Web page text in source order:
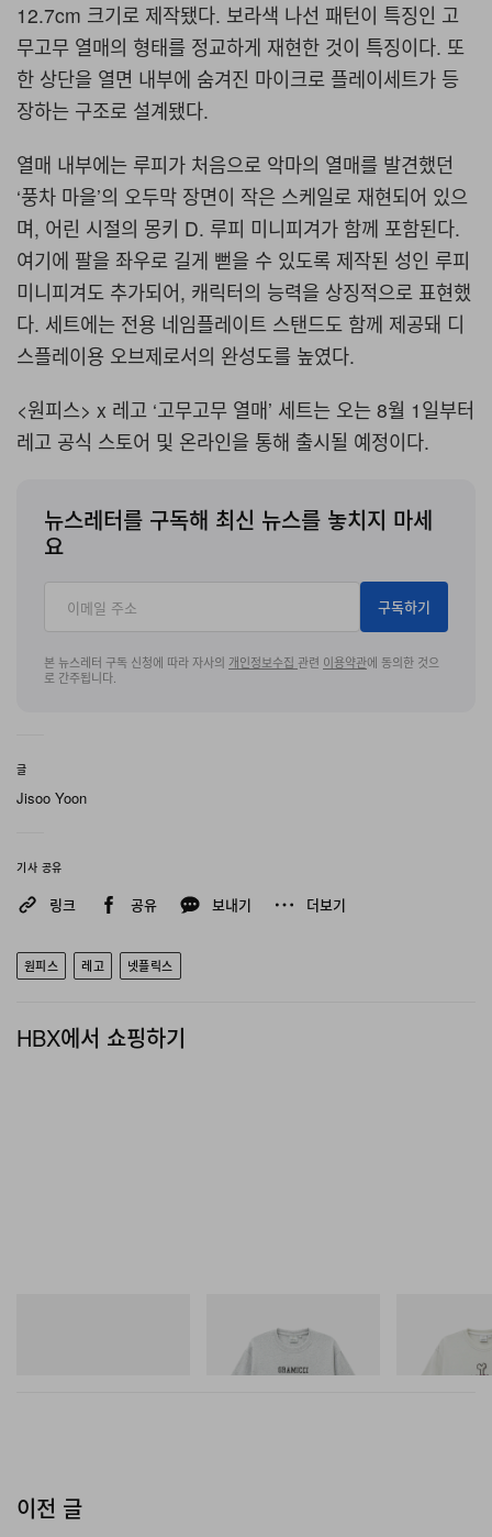
12.7cm 크기로 제작됐다. 보라색 나선 패턴이 특징인 고
무고무 열매의 형태를 정교하게 재현한 것이 특징이다. 또
한 상단을 열면 내부에 숨겨진 마이크로 플레이세트가 등
장하는 구조로 설계됐다.
열매 내부에는 루피가 처음으로 악마의 열매를 발견했던
‘풍차 마을’의 오두막 장면이 작은 스케일로 재현되어 있으
며, 어린 시절의 몽키 D. 루피 미니피겨가 함께 포함된다.
여기에 팔을 좌우로 길게 뻗을 수 있도록 제작된 성인 루피
미니피겨도 추가되어, 캐릭터의 능력을 상징적으로 표현했
다. 세트에는 전용 네임플레이트 스탠드도 함께 제공돼 디
스플레이용 오브제로서의 완성도를 높였다.
<원피스> x 레고 ‘고무고무 열매’ 세트는 오는 8월 1일부터
레고 공식 스토어 및 온라인을 통해 출시될 예정이다.
뉴스레터를 구독해 최신 뉴스를 놓치지 마세
요
구독하기
본 뉴스레터 구독 신청에 따라 자사의 개인정보수집 관련 이용약관에 동의한 것으
로 간주됩니다.
글
Jisoo Yoon
기사 공유
링크 공유 보내기 더보기
원피스 레고 넷플릭스
HBX에서 쇼핑하기
Yosemite Valley Tee
쇼핑하기
Bone Tee
이전 글